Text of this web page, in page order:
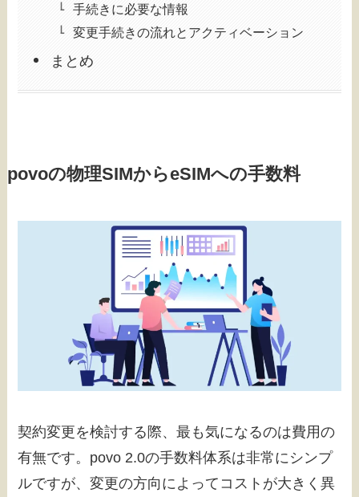
手続きに必要な情報
変更手続きの流れとアクティベーション
まとめ
povoの物理SIMからeSIMへの手数料
契約変更を検討する際、最も気になるのは費用の
有無です。povo 2.0の手数料体系は非常にシンプ
ルですが、変更の方向によってコストが大きく異